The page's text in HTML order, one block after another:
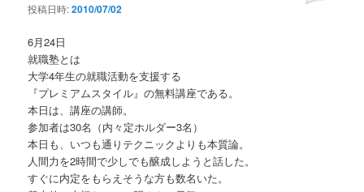
投稿日時:2010/07/02
6月24日
就職塾とは
大学4年生の就職活動を支援する
『プレミアムスタイル』の無料講座である。
本日は、講座の講師。
参加者は30名（内々定ホルダー3名）
本日も、いつも通りテクニックよりも本質論。
人間力を2時間で少しでも醸成しようと話した。
すぐに内定をもらえそうな方も数名いた。